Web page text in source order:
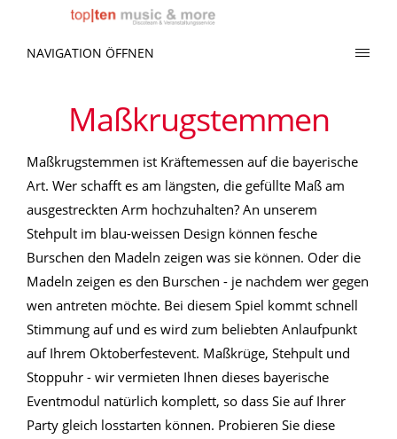
NAVIGATION ÖFFNEN
Maßkrugstemmen
Maßkrugstemmen ist Kräftemessen auf die bayerische
Art. Wer schafft es am längsten, die gefüllte Maß am
ausgestreckten Arm hochzuhalten? An unserem
Stehpult im blau-weissen Design können fesche
Burschen den Madeln zeigen was sie können. Oder die
Madeln zeigen es den Burschen - je nachdem wer gegen
wen antreten möchte. Bei diesem Spiel kommt schnell
Stimmung auf und es wird zum beliebten Anlaufpunkt
auf Ihrem Oktoberfestevent. Maßkrüge, Stehpult und
Stoppuhr - wir vermieten Ihnen dieses bayerische
Eventmodul natürlich komplett, so dass Sie auf Ihrer
Party gleich losstarten können. Probieren Sie diese